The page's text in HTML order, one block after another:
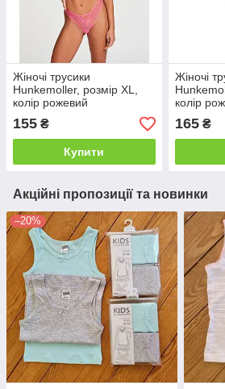
Жіночі трусики
Hunkemoller, розмір XL,
колір рожевий
155 ₴
Купити
Жіночі
колір
165₴
Акційні пропозиції та новинки
–20%